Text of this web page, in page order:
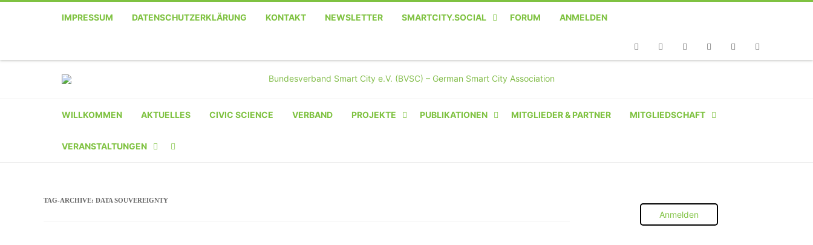
IMPRESSUM DATENSCHUTZERKLÄRUNG KONTAKT NEWSLETTER SMARTCITY.SOCIAL FORUM ANMELDEN
WILLKOMMEN AKTUELLES CIVIC SCIENCE VERBAND PROJEKTE PUBLIKATIONEN MITGLIEDER & PARTNER MITGLIEDSCHAFT
INSTITUTION
VERANSTALTUNGEN
VERANSTALTER-
TAG-ARCHIVE: DATA SOUVEREIGNTY
Anmelden